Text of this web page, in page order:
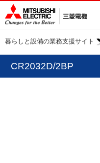
暮らしと設備の業務支援サイト
CR2032D/2BP